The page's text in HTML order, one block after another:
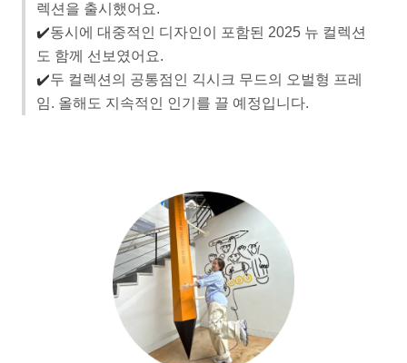
렉션을 출시했어요.
✔️동시에 대중적인 디자인이 포함된 2025 뉴 컬렉션
도 함께 선보였어요.
✔️두 컬렉션의 공통점인 긱시크 무드의 오벌형 프레
임. 올해도 지속적인 인기를 끌 예정입니다.